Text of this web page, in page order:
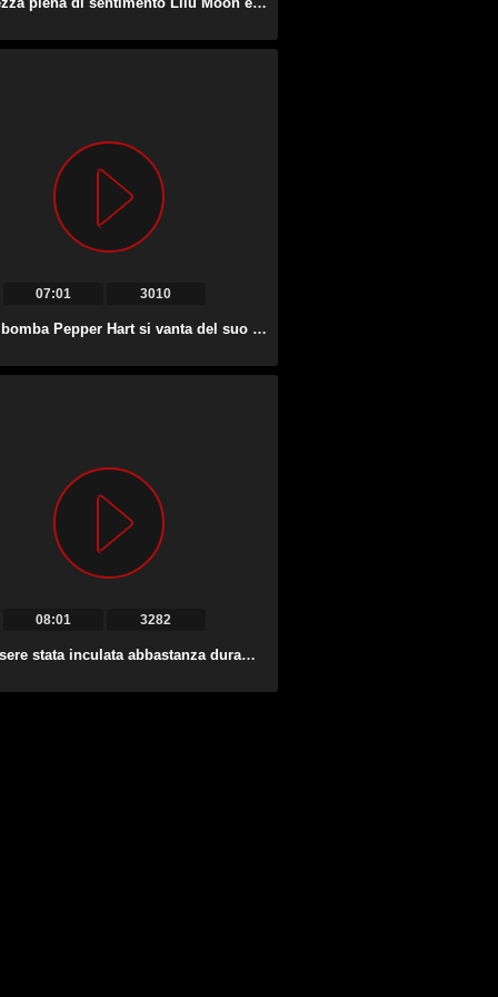
07:01 3010
La bella bomba Pepper Hart si vanta del suo culo grosso prima di essere inculata.
08:01 3282
Dopo essere stata inculata abbastanza duramente Lou Charmelle viene nutrita di sperma.